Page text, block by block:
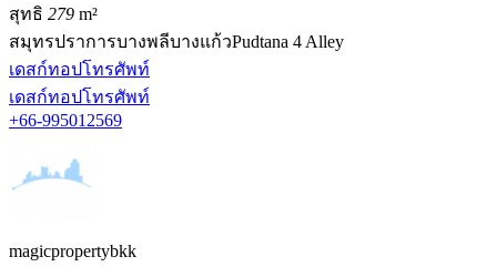
สุทธิ 279 m²
สมุทรปราการบางพลีบางแก้วPudtana 4 Alley
เดสก์ทอปโทรศัพท์
เดสก์ทอปโทรศัพท์
+66-995012569
magicpropertybkk